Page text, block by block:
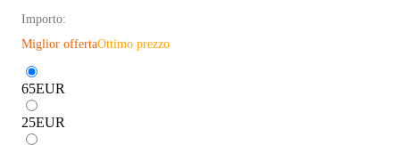
Importo:
Miglior offertaOttimo prezzo
65EUR
25EUR